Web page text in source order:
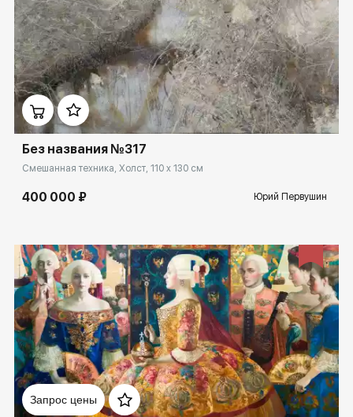
Домен: ekb.rakovgallery.ru
Без названия №317
Смешанная техника, Холст, 110 x 130 см
400 000 ₽ Юрий Первушин
Запрос цены
Домен: ekb.rakovgallery.ru